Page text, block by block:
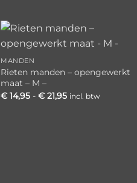
verlanglijst
MANDEN
Rieten manden – opengewerkt
maat – M –
€ 14,95 - € 21,95Prijsklasse:
incl. btw